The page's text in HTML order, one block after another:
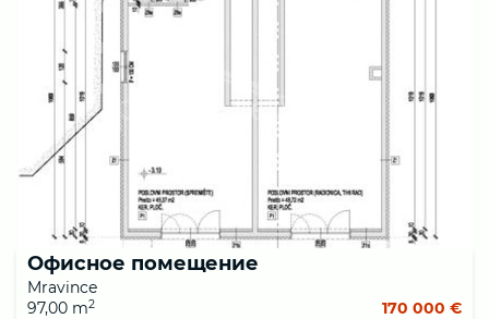
Офисное помещение
Mravince
97,00 m2 170 000 €